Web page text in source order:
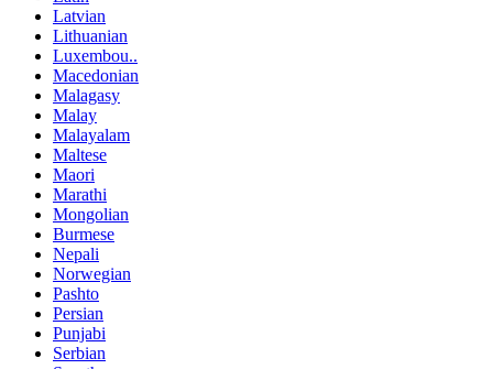
Latvian
Lithuanian
Luxembou..
Macedonian
Malagasy
Malay
Malayalam
Maltese
Maori
Marathi
Mongolian
Burmese
Nepali
Norwegian
Pashto
Persian
Punjabi
Serbian